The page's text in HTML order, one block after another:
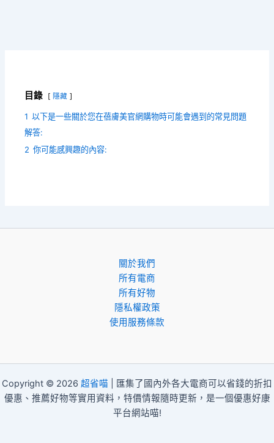
目錄 隱藏
1 以下是一些關於您在蓓膚美官網購物時可能會遇到的常見問題
解答:
2 你可能感興趣的內容:
關於我們
所有電商
所有好物
隱私權政策
使用服務條款
Copyright © 2026 超省喵 | 匯集了國內外各大電商可以省錢的折扣
優惠、推薦好物等實用資料，特價情報隨時更新，是一個優惠好康
平台網站喵!